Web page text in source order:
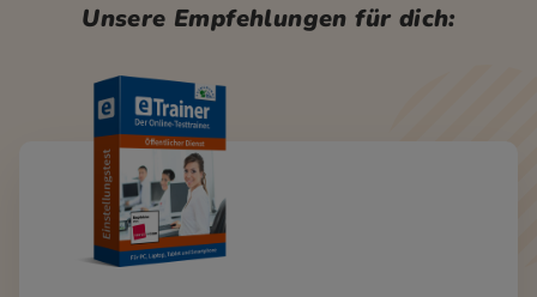
Unsere Empfehlungen für dich: